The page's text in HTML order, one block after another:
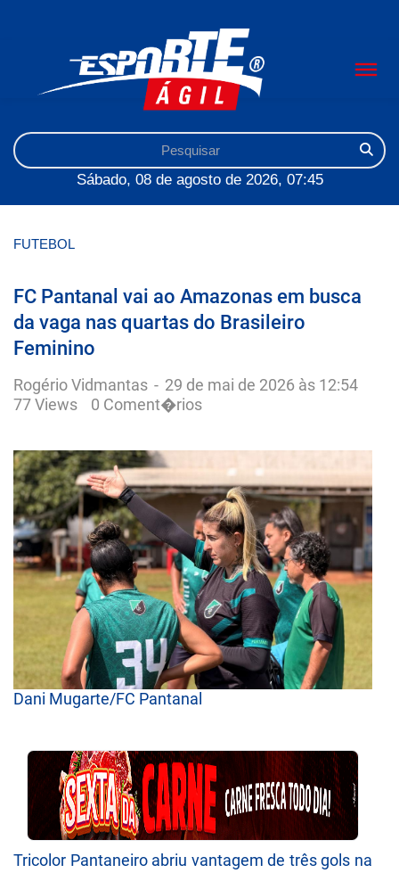
Sábado, 08 de agosto de 2026, 07:45
FUTEBOL
FC Pantanal vai ao Amazonas em busca
da vaga nas quartas do Brasileiro
Feminino
Rogério Vidmantas - 29 de mai de 2026 às 12:54
77 Views
0 Coment�rios
Dani Mugarte/FC Pantanal
Tricolor Pantaneiro abriu vantagem de três gols na